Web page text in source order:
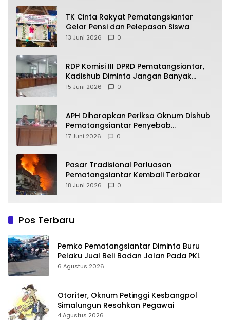
TK Cinta Rakyat Pematangsiantar
Gelar Pensi dan Pelepasan Siswa
13 Juni 2026 0
RDP Komisi III DPRD Pematangsiantar,
Kadishub Diminta Jangan Banyak
Alasan
15 Juni 2026 0
APH Diharapkan Periksa Oknum Dishub
Pematangsiantar Penyebab
Kebocoran PAD Retribusi Parkir
17 Juni 2026 0
Pasar Tradisional Parluasan
Pematangsiantar Kembali Terbakar
18 Juni 2026 0
Pos Terbaru
Pemko Pematangsiantar Diminta Buru
Pelaku Jual Beli Badan Jalan Pada PKL
6 Agustus 2026
Otoriter, Oknum Petinggi Kesbangpol
Simalungun Resahkan Pegawai
4 Agustus 2026